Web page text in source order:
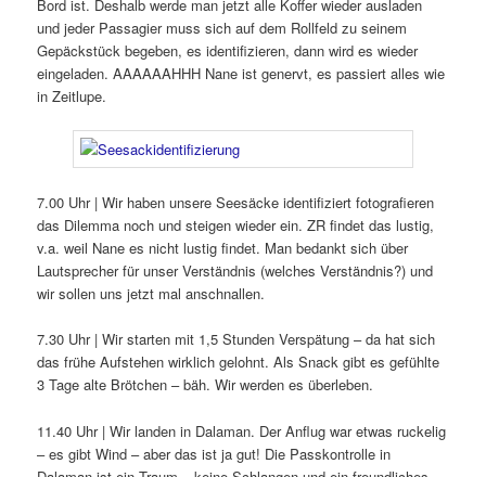
Bord ist. Deshalb werde man jetzt alle Koffer wieder ausladen
und jeder Passagier muss sich auf dem Rollfeld zu seinem
Gepäckstück begeben, es identifizieren, dann wird es wieder
eingeladen. AAAAAAHHH Nane ist genervt, es passiert alles wie
in Zeitlupe.
7.00 Uhr | Wir haben unsere Seesäcke identifiziert fotografieren
das Dilemma noch und steigen wieder ein. ZR findet das lustig,
v.a. weil Nane es nicht lustig findet. Man bedankt sich über
Lautsprecher für unser Verständnis (welches Verständnis?) und
wir sollen uns jetzt mal anschnallen.
7.30 Uhr | Wir starten mit 1,5 Stunden Verspätung – da hat sich
das frühe Aufstehen wirklich gelohnt. Als Snack gibt es gefühlte
3 Tage alte Brötchen – bäh. Wir werden es überleben.
11.40 Uhr | Wir landen in Dalaman. Der Anflug war etwas ruckelig
– es gibt Wind – aber das ist ja gut! Die Passkontrolle in